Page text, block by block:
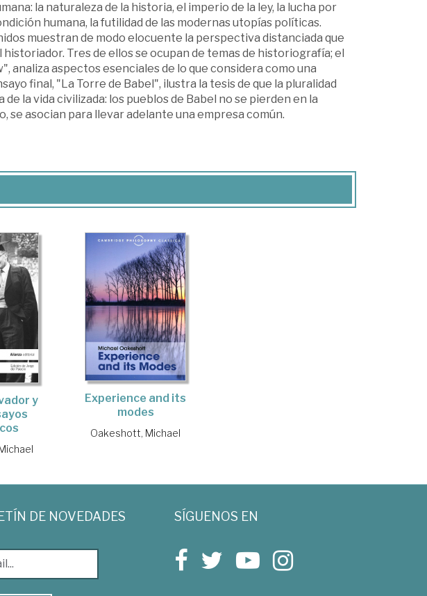
la naturaleza de la historia, el imperio de la ley, la lucha por
humana, la futilidad de las modernas utopías políticas.
muestran de modo elocuente la perspectiva distanciada que
Tres de ellos se ocupan de temas de historiografía; el
analiza aspectos esenciales de lo que considera como una
final, "La Torre de Babel", ilustra la tesis de que la pluralidad
la vida civilizada: los pueblos de Babel no se pierden en la
se asocian para llevar adelante una empresa común.
y
Experience and its
modes
Oakeshott, Michael
DE NOVEDADES SÍGUENOS EN